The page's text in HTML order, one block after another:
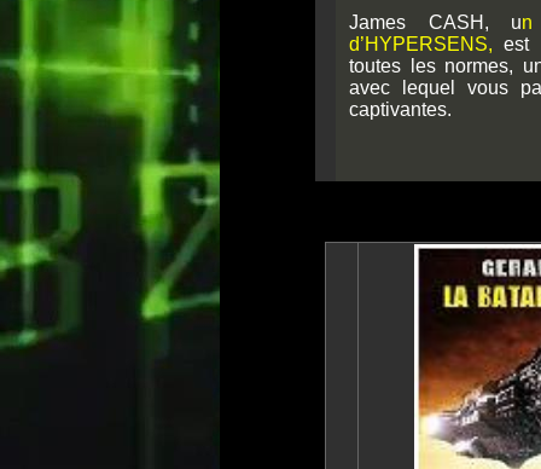
James CASH, un
d’HYPERSENS, est
toutes les normes,
avec lequel vous
captivantes.